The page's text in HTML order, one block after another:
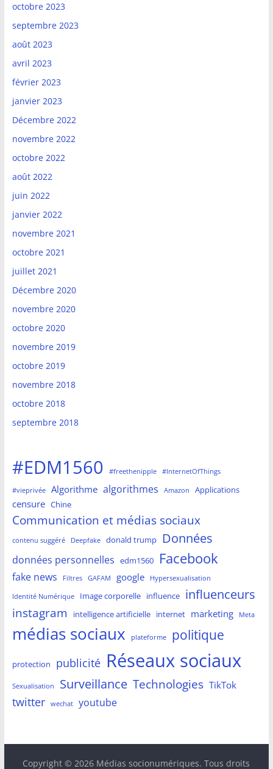
octobre 2023
septembre 2023
août 2023
avril 2023
février 2023
janvier 2023
Décembre 2022
novembre 2022
octobre 2022
août 2022
juin 2022
janvier 2022
novembre 2021
octobre 2021
juillet 2021
Décembre 2020
novembre 2020
octobre 2020
novembre 2019
octobre 2019
novembre 2018
octobre 2018
septembre 2018
#EDM1560 #freethenipple #InternetOfThings
#vieprivée Algorithme algorithmes Amazon Applications
censure Chine
Communication et médias sociaux
contenu suggéré Deepfake donald trump Données
données personnelles edm1560 Facebook
fake news Filtres GAFAM google Hypersexualisation
Identité Numérique Image corporelle influence influenceurs
instagram intelligence artificielle internet marketing Meta
médias sociaux plateforme politique
protection publicité Réseaux sociaux
Sexualisation Surveillance Technologies TikTok
twitter wechat youtube
Copyright © 2026 Médias socionumériques. Tous droits